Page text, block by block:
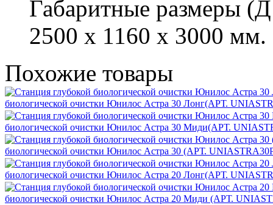
Габаритные размеры
2500 x 1160 x 3000 мм.
Похожие товары
биологической очистки Юнилос Астра 30 Лонг(АРТ.
биологической очистки Юнилос Астра 30 Миди(АРТ.
биологической очистки Юнилос Астра 30 (АРТ.
биологической очистки Юнилос Астра 20 Лонг(АРТ.
биологической очистки Юнилос Астра 20 Миди (АРТ.